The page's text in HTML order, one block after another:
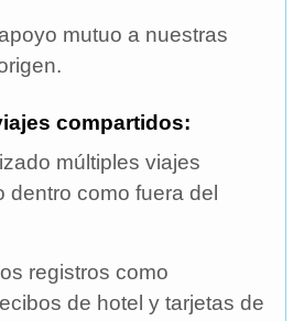
mutuo a nuestras
compartidos:
múltiples viajes
dentro como fuera del
registros como
de hotel y tarjetas de